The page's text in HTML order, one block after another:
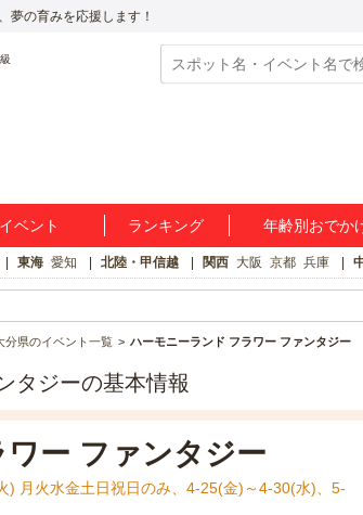
夢の育みを応援します！
ベント ランキング 年齢別おでか
東海 愛知 北陸・甲信越 関西 大阪 京都 兵庫
分県のイベント一覧 ハーモニーランド フラワー ファンタジー
タジーの基本情報
ー ファンタジー
月火水金土日祝日のみ、4-25(金)～4-30(水)、5-